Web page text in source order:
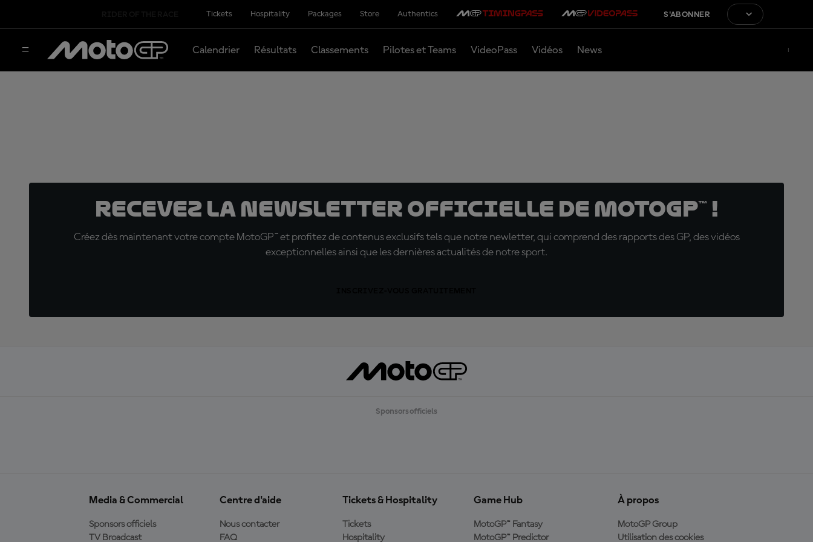
Tickets Hospitality Packages Store Authentics S'ABONNER
Calendrier Résultats Classements Pilotes et Teams VideoPass Vidéos News
Recevez la Newsletter officielle de MotoGP™ !
Créez dès maintenant votre compte MotoGP™ et profitez de contenus exclusifs tels que notre newletter, qui comprend des rapports des GP, des vidéos
exceptionnelles ainsi que les dernières actualités de notre sport.
Sponsors officiels
Media & Commercial
Sponsors officiels
TV Broadcast
Centre d'aide
Nous contacter
FAQ
Tickets & Hospitality
Tickets
Hospitality
Game Hub
MotoGP™ Fantasy
MotoGP™ Predictor
À propos
MotoGP Group
Utilisation des cookies